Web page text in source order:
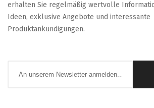
erhalten Sie regelmäßig wertvolle
Ideen, exklusive Angebote und interessante
Produktankündigungen.